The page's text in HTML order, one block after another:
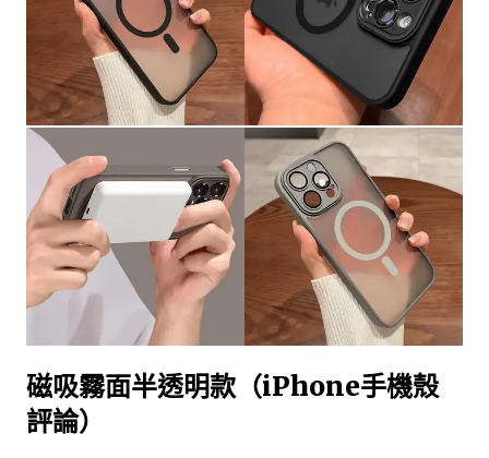
磁吸霧面半透明款（iPhone手機殼
評論）